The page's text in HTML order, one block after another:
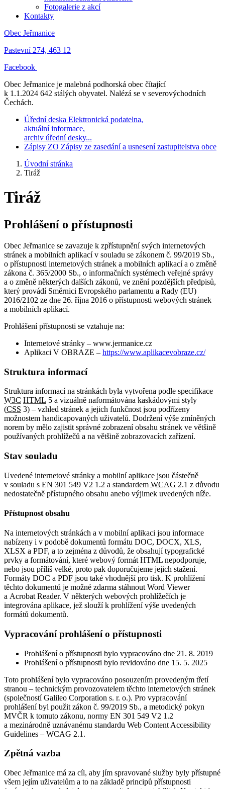
Fotogalerie z akcí
Kontakty
Obec Jeřmanice
Pastevní 274, 463 12
Facebook
Obec Jeřmanice je malebná podhorská obec čítající
k 1.1.2024 642 stálých obyvatel. Nalézá se v severovýchodních
Čechách.
Úřední deska Elektronická podatelna,
aktuální informace,
archiv úřední desky...
Zápisy ZO Zápisy ze zasedání a usnesení zastupitelstva obce
Úvodní stránka
Tiráž
Tiráž
Prohlášení o přístupnosti
Obec Jeřmanice se zavazuje k zpřístupnění svých internetových
stránek a mobilních aplikací v souladu se zákonem č. 99/2019 Sb.,
o přístupnosti internetových stránek a mobilních aplikací a o změně
zákona č. 365/2000 Sb., o informačních systémech veřejné správy
a o změně některých dalších zákonů, ve znění pozdějších předpisů,
který provádí Směrnici Evropského parlamentu a Rady (EU)
2016/2102 ze dne 26. října 2016 o přístupnosti webových stránek
a mobilních aplikací.
Prohlášení přístupnosti se vztahuje na:
Internetové stránky – www.jermanice.cz
Aplikaci V OBRAZE – https://www.aplikacevobraze.cz/
Struktura informací
Struktura informací na stránkách byla vytvořena podle specifikace
W3C HTML 5 a vizuálně naformátována kaskádovými styly
(CSS 3) – vzhled stránek a jejich funkčnost jsou podřízeny
možnostem handicapovaných uživatelů. Dodržení výše zmíněných
norem by mělo zajistit správné zobrazení obsahu stránek ve většině
používaných prohlížečů a na většině zobrazovacích zařízení.
Stav souladu
Uvedené internetové stránky a mobilní aplikace jsou částečně
v souladu s EN 301 549 V2 1.2 a standardem WCAG 2.1 z důvodu
nedostatečně přístupného obsahu anebo výjimek uvedených níže.
Přístupnost obsahu
Na internetových stránkách a v mobilní aplikaci jsou informace
nabízeny i v podobě dokumentů formátu DOC, DOCX, XLS,
XLSX a PDF, a to zejména z důvodů, že obsahují typografické
prvky a formátování, které webový formát HTML nepodporuje,
nebo jsou příliš velké, proto pak doporučujeme jejich stažení.
Formáty DOC a PDF jsou také vhodnější pro tisk. K prohlížení
těchto dokumentů je možné zdarma stáhnout Word Viewer
a Acrobat Reader. V některých webových prohlížečích je
integrována aplikace, jež slouží k prohlížení výše uvedených
formátů dokumentů.
Vypracování prohlášení o přístupnosti
Prohlášení o přístupnosti bylo vypracováno dne 21. 8. 2019
Prohlášení o přístupnosti bylo revidováno dne 15. 5. 2025
Toto prohlášení bylo vypracováno posouzením provedeným třetí
stranou – technickým provozovatelem těchto internetových stránek
(společností Galileo Corporation s. r. o.). Pro vypracování
prohlášení byl použit zákon č. 99/2019 Sb., a metodický pokyn
MVČR k tomuto zákonu, normy EN 301 549 V2 1.2
a mezinárodně uznávanému standardu Web Content Accessibility
Guidelines – WCAG 2.1.
Zpětná vazba
Obec Jeřmanice má za cíl, aby jím spravované služby byly přístupné
všem jejím uživatelům a to na základě principů přístupnosti